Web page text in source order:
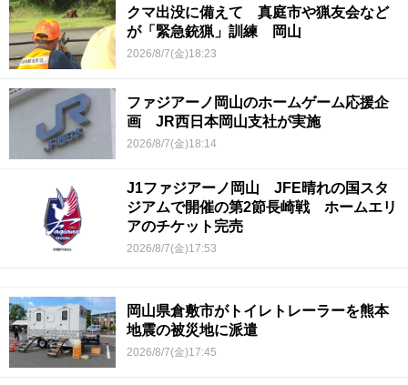
クマ出没に備えて 真庭市や猟友会など
が「緊急銃猟」訓練 岡山
2026/8/7(金)18:23
ファジアーノ岡山のホームゲーム応援企
画 JR西日本岡山支社が実施
2026/8/7(金)18:14
J1ファジアーノ岡山 JFE晴れの国スタ
ジアムで開催の第2節長崎戦 ホームエリ
アのチケット完売
2026/8/7(金)17:53
岡山県倉敷市がトイレトレーラーを熊本
地震の被災地に派遣
2026/8/7(金)17:45